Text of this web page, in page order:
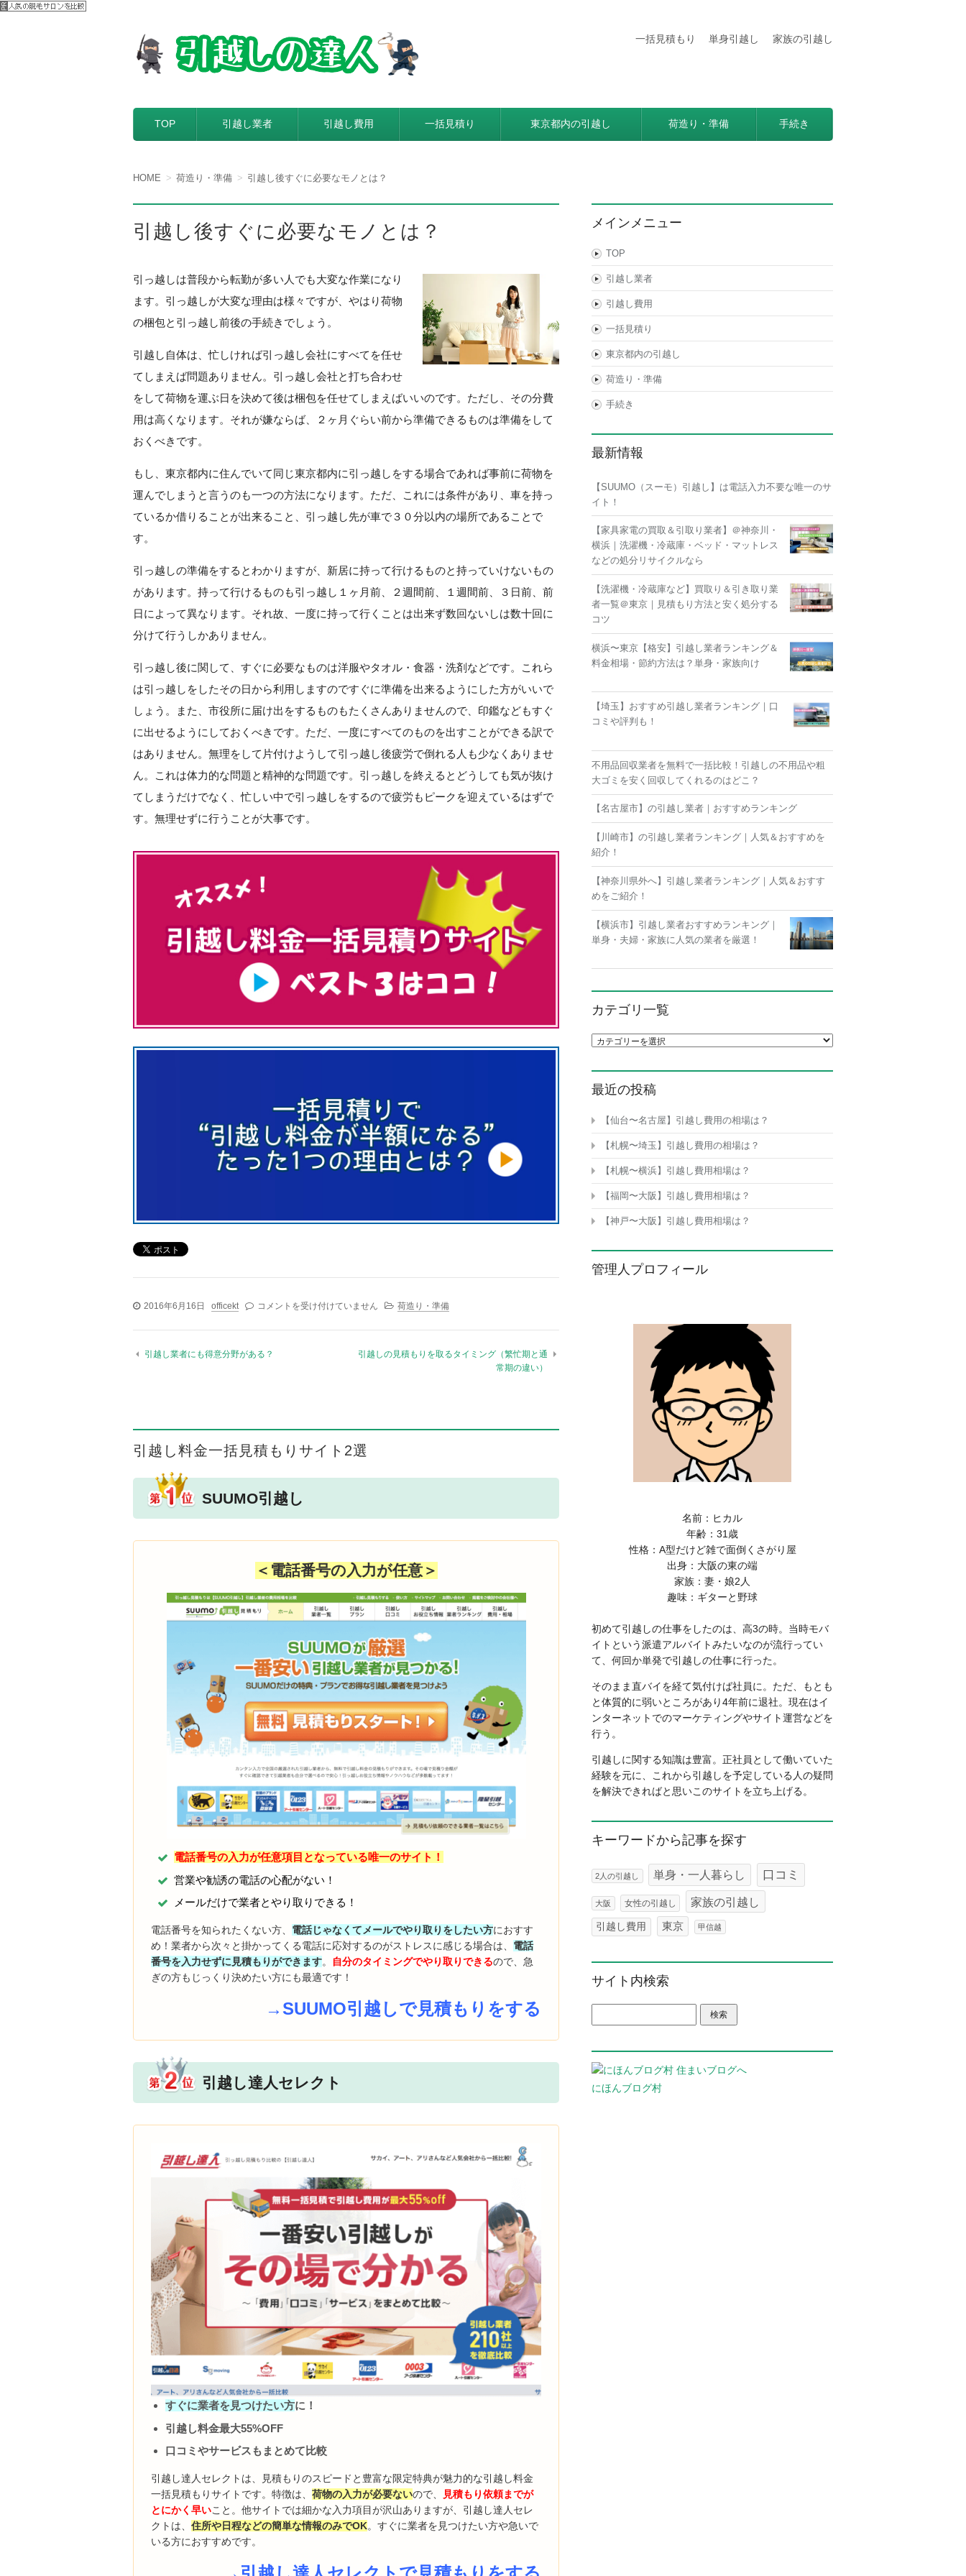
一括見積もり 単身引越し 家族の引越し
コンテンツへ移動
TOP 引越し業者 引越し費用 一括見積り 東京都内の引越し 荷造り・準備 手続き
HOME 荷造り・準備 引越し後すぐに必要なモノとは？
引越し後すぐに必要なモノとは？
引っ越しは普段から転勤が多い人でも大変な作業になり
ます。引っ越しが大変な理由は様々ですが、やはり荷物
の梱包と引っ越し前後の手続きでしょう。
引越し自体は、忙しければ引っ越し会社にすべてを任せ
てしまえば問題ありません。引っ越し会社と打ち合わせ
をして荷物を運ぶ日を決めて後は梱包を任せてしまえばいいのです。ただし、その分費
用は高くなります。それが嫌ならば、２ヶ月ぐらい前から準備できるものは準備をして
おくべきです。
もし、東京都内に住んでいて同じ東京都内に引っ越しをする場合であれば事前に荷物を
運んでしまうと言うのも一つの方法になります。ただ、これには条件があり、車を持っ
ているか借りることが出来ること、引っ越し先が車で３０分以内の場所であることで
す。
引っ越しの準備をするとわかりますが、新居に持って行けるものと持っていけないもの
があります。持って行けるものも引っ越し１ヶ月前、２週間前、１週間前、３日前、前
日によって異なります。それ故、一度に持って行くことは出来ず数回ないしは数十回に
分けて行うしかありません。
引っ越し後に関して、すぐに必要なものは洋服やタオル・食器・洗剤などです。これら
は引っ越しをしたその日から利用しますのですぐに準備を出来るようにした方がいいで
しょう。また、市役所に届け出をするものもたくさんありませんので、印鑑などもすぐ
に出せるようにしておくべきです。ただ、一度にすべてのものを出すことができる訳で
はありません。無理をして片付けようして引っ越し後疲労で倒れる人も少なくありませ
ん。これは体力的な問題と精神的な問題です。引っ越しを終えるとどうしても気が抜け
てしまうだけでなく、忙しい中で引っ越しをするので疲労もピークを迎えているはずで
す。無理せずに行うことが大事です。
2016年6月16日 officekt 引越し後すぐに必要なモノとは？ は
コメントを受け付けていません 荷造り・準備
引越し業者にも得意分野がある？
引越しの見積もりを取るタイミング（繁忙期と通
常期の違い）
引越し料金一括見積もりサイト2選
SUUMO引越し
＜電話番号の入力が任意＞
電話番号の入力が任意項目となっている唯一のサイト！
営業や勧誘の電話の心配がない！
メールだけで業者とやり取りできる！
電話番号を知られたくない方、 電話じゃなくてメールでやり取りをしたい方におすす
め！業者から次々と掛かってくる電話に応対するのがストレスに感じる場合は、 電話
番号を入力せずに見積もりができます。 自分のタイミングでやり取りできるので、急
ぎの方もじっくり決めたい方にも最適です！
→SUUMO引越しで見積もりをする
引越し達人セレクト
すぐに業者を見つけたい方に！
引越し料金最大55%OFF
口コミやサービスもまとめて比較
引越し達人セレクトは、見積もりのスピードと豊富な限定特典が魅力的な引越し料金
一括見積もりサイトです。特徴は、荷物の入力が必要ないので、
見積もり依頼までが
とにかく早いこと。他サイトでは細かな入力項目が沢山ありますが、引越し達人セレ
クトは、住所や日程などの簡単な情報のみでOK。すぐに業者を見つけたい方や急いで
いる方におすすめです。
メインメニュー
TOP
引越し業者
引越し費用
一括見積り
東京都内の引越し
荷造り・準備
手続き
最新情報
【SUUMO（スーモ）引越し】は電話入力不要な唯一のサ
イト！
【家具家電の買取＆引取り業者】＠神奈川・
横浜｜洗濯機・冷蔵庫・ベッド・マットレス
などの処分リサイクルなら
【洗濯機・冷蔵庫など】買取り＆引き取り業
者一覧＠東京｜見積もり方法と安く処分する
コツ
横浜〜東京【格安】引越し業者ランキング＆
料金相場・節約方法は？単身・家族向け
【埼玉】おすすめ引越し業者ランキング｜口
コミや評判も！
不用品回収業者を無料で一括比較！引越しの不用品や粗
大ゴミを安く回収してくれるのはどこ？
【名古屋市】の引越し業者｜おすすめランキング
【川崎市】の引越し業者ランキング｜人気＆おすすめを
紹介！
【神奈川県外へ】引越し業者ランキング｜人気＆おすす
めをご紹介！
【横浜市】引越し業者おすすめランキング｜
単身・夫婦・家族に人気の業者を厳選！
カテゴリ一覧
カテゴリ一覧
最近の投稿
【仙台〜名古屋】引越し費用の相場は？
【札幌〜埼玉】引越し費用の相場は？
【札幌〜横浜】引越し費用相場は？
【福岡〜大阪】引越し費用相場は？
【神戸〜大阪】引越し費用相場は？
管理人プロフィール
名前：ヒカル
年齢：31歳
性格：A型だけど雑で面倒くさがり屋
出身：大阪の東の端
家族：妻・娘2人
趣味：ギターと野球
初めて引越しの仕事をしたのは、高3の時。当時モバ
イトという派遣アルバイトみたいなのが流行ってい
て、何回か単発で引越しの仕事に行った。
そのまま直バイを経て気付けば社員に。ただ、もとも
と体質的に弱いところがあり4年前に退社。現在はイ
ンターネットでのマーケティングやサイト運営などを
行う。
引越しに関する知識は豊富。正社員として働いていた
経験を元に、これから引越しを予定している人の疑問
を解決できればと思いこのサイトを立ち上げる。
キーワードから記事を探す
2人の引越し 単身・一人暮らし 口コミ
大阪 女性の引越し 家族の引越し
引越し費用 東京 甲信越
サイト内検索
にほんブログ村